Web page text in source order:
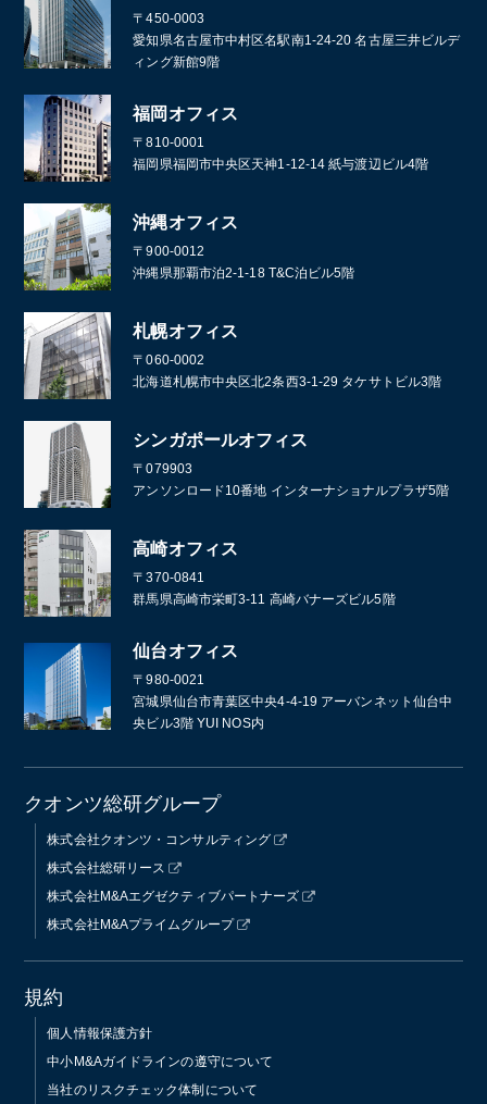
〒450-0003
愛知県名古屋市中村区名駅南1-24-20 名古屋三井ビルデ
ィング新館9階
福岡オフィス
〒810-0001
福岡県福岡市中央区天神1-12-14 紙与渡辺ビル4階
沖縄オフィス
〒900-0012
沖縄県那覇市泊2-1-18 T&C泊ビル5階
札幌オフィス
〒060-0002
北海道札幌市中央区北2条西3-1-29 タケサトビル3階
シンガポールオフィス
〒079903
アンソンロード10番地 インターナショナルプラザ5階
高崎オフィス
〒370-0841
群馬県高崎市栄町3-11 高崎バナーズビル5階
仙台オフィス
〒980-0021
宮城県仙台市青葉区中央4-4-19 アーバンネット仙台中
央ビル3階 YUI NOS内
クオンツ総研グループ
株式会社クオンツ・コンサルティング
株式会社総研リース
株式会社M&Aエグゼクティブパートナーズ
株式会社M&Aプライムグループ
規約
個人情報保護方針
中小M&Aガイドラインの遵守について
当社のリスクチェック体制について